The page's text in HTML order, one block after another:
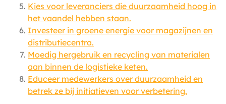
Kies voor leveranciers die duurzaamheid hoog in
het vaandel hebben staan.
Investeer in groene energie voor magazijnen en
distributiecentra.
Moedig hergebruik en recycling van materialen
aan binnen de logistieke keten.
Educeer medewerkers over duurzaamheid en
betrek ze bij initiatieven voor verbetering.